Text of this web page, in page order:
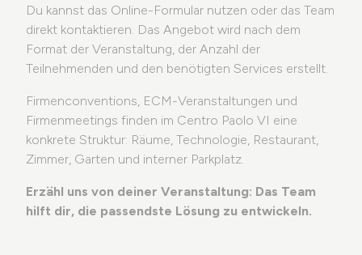
Du kannst das Online-Formular nutzen oder das Team
direkt kontaktieren. Das Angebot wird nach dem
Format der Veranstaltung, der Anzahl der
Teilnehmenden und den benötigten Services erstellt.
Firmenconventions, ECM-Veranstaltungen und
Firmenmeetings finden im Centro Paolo VI eine
konkrete Struktur: Räume, Technologie, Restaurant,
Zimmer, Garten und interner Parkplatz.
Erzähl uns von deiner Veranstaltung: Das Team
hilft dir, die passendste Lösung zu entwickeln.